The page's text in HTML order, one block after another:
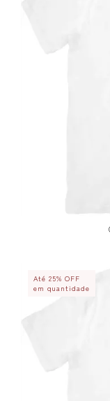
Até 25% OFF
em quantidade